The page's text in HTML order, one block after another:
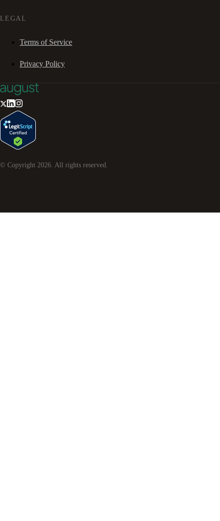
LEGAL
Terms of Service
Privacy Policy
© Copyright 2026 . All rights reserved.